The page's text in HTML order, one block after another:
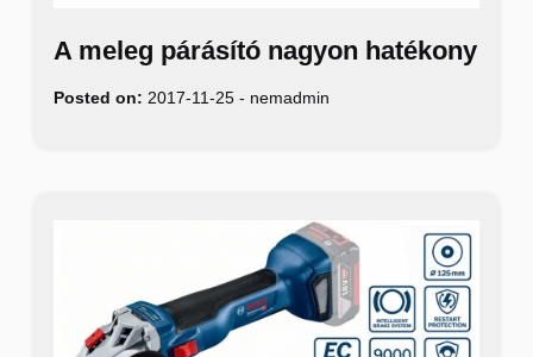
A meleg párásító nagyon hatékony
Posted on: 2017-11-25 - nemadmin